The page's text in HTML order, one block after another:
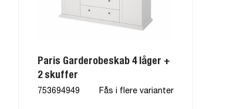
Paris Garderobeskab 4 låger +
2 skuffer
753694949 Fås i flere varianter